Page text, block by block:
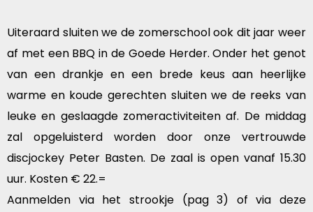
Uiteraard sluiten we de zomerschool ook dit jaar weer
af met een BBQ in de Goede Herder. Onder het genot
van een drankje en een brede keus aan heerlijke
warme en koude gerechten sluiten we de reeks van
leuke en geslaagde zomeractiviteiten af. De middag
zal opgeluisterd worden door onze vertrouwde
discjockey Peter Basten. De zaal is open vanaf 15.30
uur. Kosten € 22.=
Aanmelden via het strookje (pag 3) of via deze